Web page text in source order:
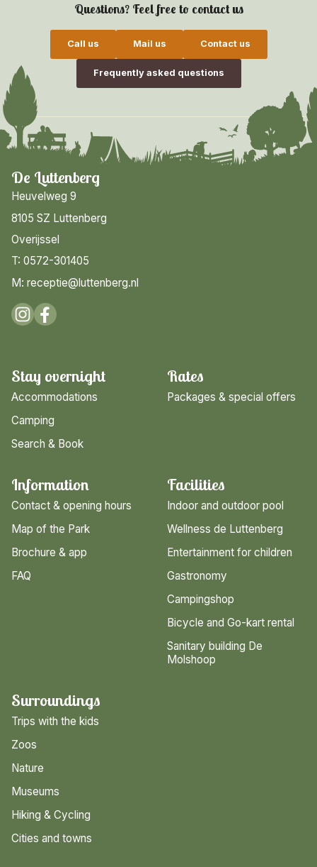
Questions? Feel free to contact us
Call us Mail us Contact us
Frequently asked questions
De Luttenberg
Heuvelweg 9
8105 SZ Luttenberg
Overijssel
T: 0572-301405
M: receptie@luttenberg.nl
Stay overnight
Accommodations
Camping
Search & Book
Rates
Packages & special offers
Facilities
Indoor and outdoor pool
Wellness de Luttenberg
Entertainment for children
Gastronomy
Campingshop
Bicycle and Go-kart rental
Sanitary building De
Molshoop
Surroundings
Trips with the kids
Zoos
Nature
Museums
Hiking & Cycling
Cities and towns
Information
Contact & opening hours
Map of the Park
Brochure & app
FAQ